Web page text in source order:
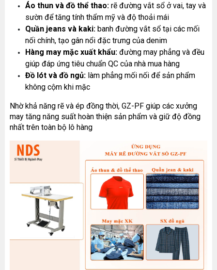
Áo thun và đồ thể thao: rẽ đường vắt sổ ở vai, tay và
sườn để tăng tính thẩm mỹ và độ thoải mái
Quần jeans và kaki: banh đường vắt sổ tại các mối
nối chính, tạo gân nổi đặc trưng của denim
Hàng may mặc xuất khẩu: đường may phẳng và đều
giúp đáp ứng tiêu chuẩn QC của nhà mua hàng
Đồ lót và đồ ngủ: làm phẳng mối nối để sản phẩm
không cộm khi mặc
Nhờ khả năng rẽ và ép đồng thời, GZ-PF giúp các xưởng
may tăng năng suất hoàn thiện sản phẩm và giữ độ đồng
nhất trên toàn bộ lô hàng